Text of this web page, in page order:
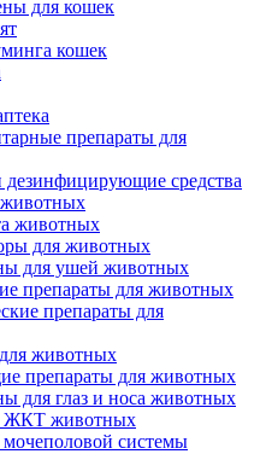
для кошек
кошек
препараты для
средства
животных
для животных
для ушей животных
препараты для животных
препараты для
животных
препараты для животных
для глаз и носа животных
ЖКТ животных
системы